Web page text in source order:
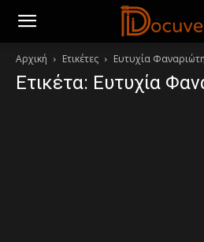
Αρχική Ετικέτες Ευτυχία Φαναριώτη
Ετικέτα: Ευτυχία